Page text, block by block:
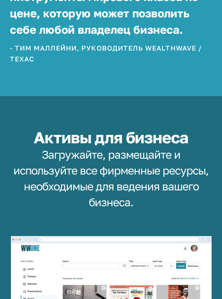
цене, которую может позволить
себе любой владелец бизнеса.
- ТИМ МАЛЛЕЙНИ, РУКОВОДИТЕЛЬ WEALTHWAVE /
ТЕХАС
Активы для бизнеса
Загружайте, размещайте и
используйте все фирменные ресурсы,
необходимые для ведения вашего
бизнеса.